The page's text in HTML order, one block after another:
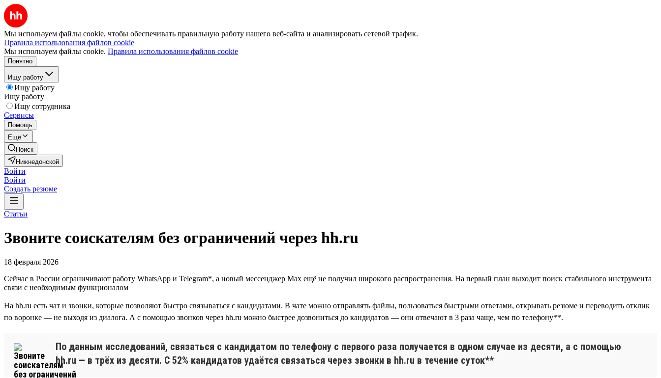
Мы используем файлы cookie, чтобы обеспечивать правильную работу нашего веб-сайта и анализировать сетевой трафик.
Правила использования файлов cookie
Мы используем файлы cookie. Правила использования файлов cookie
Понятно
Ищу работу
Ищу работу
Ищу работу
Ищу сотрудника
Сервисы
Помощь
Ещё
Поиск
Нижнедонской
Войти
Войти
Создать резюме
Статьи
Звоните соискателям без ограничений через hh.ru
18 февраля 2026
Cейчас в России ограничивают работу WhatsApp и Telegram*, а новый мессенджер Max ещё не получил широкого распространения. На первый план выходит поиск стабильного инструмента
связи с необходимым функционалом
На hh.ru есть чат и звонки, которые позволяют быстро связываться с кандидатами. В чате можно отправлять файлы, пользоваться быстрыми ответами, открывать резюме и переводить отклик
по воронке — не выходя из диалога. А с помощью звонков через hh.ru можно быстрее дозвониться до кандидатов — они отвечают в 3 раза чаще, чем по телефону**.
По данным исследований, связаться с кандидатом по телефону с первого раза получается в одном случае из десяти, а с помощью
hh.ru — в трёх из десяти. С 52% кандидатов удаётся связаться через звонки в hh.ru в течение суток**